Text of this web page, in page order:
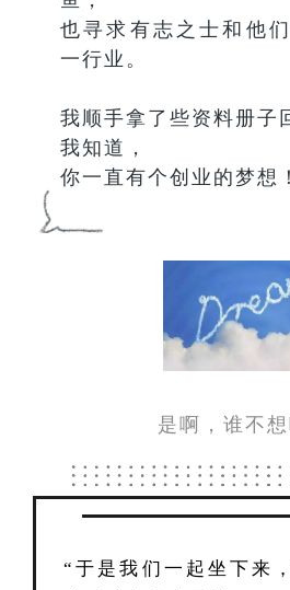
也寻求有志之士和他
一行业。
我顺手拿了些资料册子
我知道，
你一直有个创业的梦想
是啊，谁不想
“于是我们一起坐下来